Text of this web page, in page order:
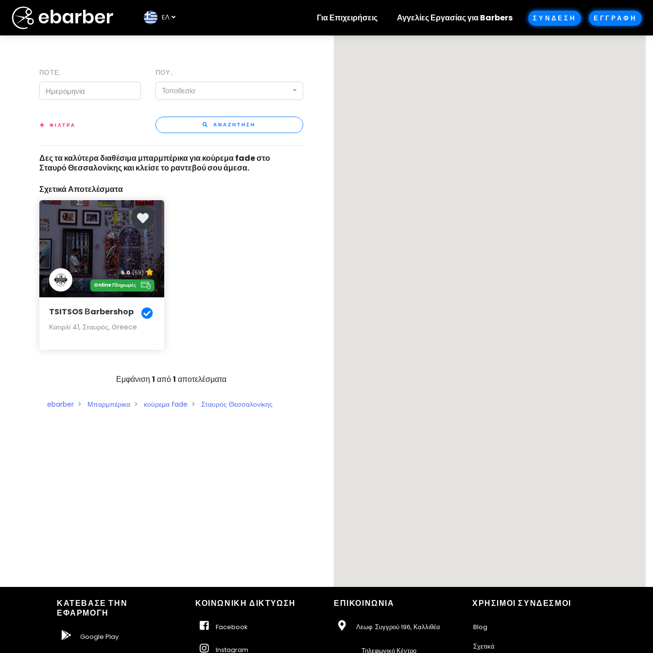
EΛ Για Επιχειρήσεις Αγγελίες Εργασίας για Barbers ΣΥΝΔΕΣΗ ΕΓΓΡΑΦΗ
ΠΟΤΕ; ΠΟΥ;
Τοποθεσία
ΦΙΛΤΡΑ ΑΝΑΖΗΤΗΣΗ
Δες τα καλύτερα διαθέσιμα μπαρμπέρικα για κούρεμα fade στο
Σταυρό Θεσσαλονίκης και κλείσε το ραντεβού σου άμεσα.
Σχετικά Αποτελέσματα
5.0 (59)
Online Πληρωμές
TSITSOS Βarbershop
Κατιρλί 41, Σταυρός, Greece
Εμφάνιση 1 από1 αποτελέσματα
ebarber Μπαρμπέρικα κούρεμα fade Σταυρός Θεσσαλονίκης
ΚΑΤΕΒΑΣΕ ΤΗΝ
ΕΦΑΡΜΟΓΗ
Google Play
ΚΟΙΝΩΝΙΚΗ ΔΙΚΤΥΩΣΗ
Facebook
Instagram
ΕΠΙΚΟΙΝΩΝΙΑ
Λεωφ. Συγγρού 196, Καλλιθέα
Τηλεφωνικό Κέντρο
ΧΡΗΣΙΜΟΙ ΣΥΝΔΕΣΜΟΙ
Blog
Σχετικά